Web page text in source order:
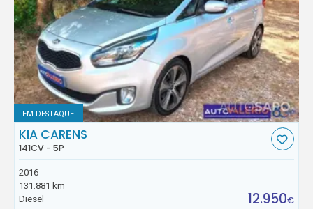
EM DESTAQUE
KIA CARENS
141CV - 5P
2016
131.881 km
Diesel
12.950€